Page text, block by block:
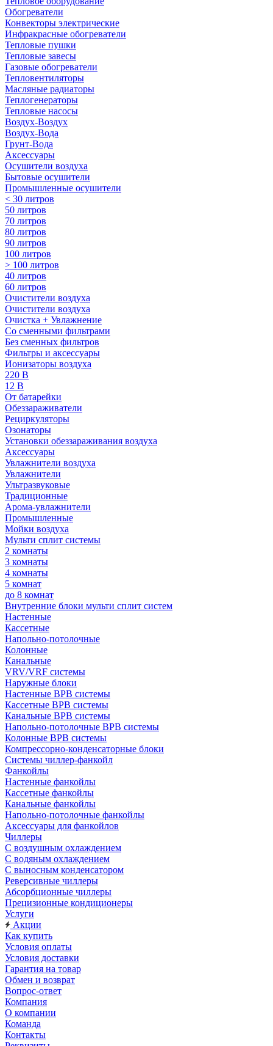
Обогреватели
Конвекторы электрические
Инфракрасные обогреватели
Тепловые пушки
Тепловые завесы
Газовые обогреватели
Тепловентиляторы
Масляные радиаторы
Теплогенераторы
Тепловые насосы
Воздух-Воздух
Воздух-Вода
Грунт-Вода
Аксессуары
Осушители воздуха
Бытовые осушители
Промышленные осушители
< 30 литров
50 литров
70 литров
80 литров
90 литров
100 литров
> 100 литров
40 литров
60 литров
Очистители воздуха
Очистители воздуха
Очистка + Увлажнение
Cо сменными фильтрами
Без сменных фильтров
Фильтры и аксессуары
Ионизаторы воздуха
220 В
12 В
От батарейки
Обеззараживатели
Рециркуляторы
Озонаторы
Установки обеззараживания воздуха
Аксессуары
Увлажнители воздуха
Увлажнители
Ультразвуковые
Традиционные
Арома-увлажнители
Промышленные
Мойки воздуха
Мульти сплит системы
2 комнаты
3 комнаты
4 комнаты
5 комнат
до 8 комнат
Внутренние блоки мульти сплит систем
Настенные
Кассетные
Напольно-потолочные
Колонные
Канальные
VRV/VRF системы
Наружные блоки
Настенные ВРВ системы
Кассетные ВРВ системы
Канальные ВРВ системы
Напольно-потолочные ВРВ системы
Колонные ВРВ системы
Компрессорно-конденсаторные блоки
Системы чиллер-фанкойл
Фанкойлы
Настенные фанкойлы
Кассетные фанкойлы
Канальные фанкойлы
Напольно-потолочные фанкойлы
Аксессуары для фанкойлов
Чиллеры
С воздушным охлаждением
С водяным охлаждением
С выносным конденсатором
Реверсивные чиллеры
Абсорбционные чиллеры
Прецизионные кондиционеры
Услуги
Акции
Как купить
Условия оплаты
Условия доставки
Гарантия на товар
Обмен и возврат
Вопрос-ответ
Компания
О компании
Команда
Контакты